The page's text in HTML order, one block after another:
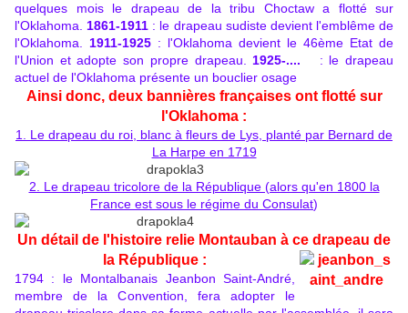
quelques mois le drapeau de la tribu Choctaw a flotté sur
l'Oklahoma. 1861-1911 : le drapeau sudiste devient l'emblême de
l'Oklahoma. 1911-1925 : l'Oklahoma devient le 46ème Etat de
l'Union et adopte son propre drapeau. 1925-.... : le drapeau
actuel de l'Oklahoma présente un bouclier osage
Ainsi donc, deux bannières françaises ont flotté sur
l'Oklahoma :
1. Le drapeau du roi, blanc à fleurs de Lys, planté par Bernard de
La Harpe en 1719
2. Le drapeau tricolore de la République (alors qu'en 1800 la
France est sous le régime du Consulat)
Un détail de l'histoire relie Montauban à ce drapeau de
la République :
1794 : le Montalbanais Jeanbon Saint-André,
membre de la Convention, fera adopter le